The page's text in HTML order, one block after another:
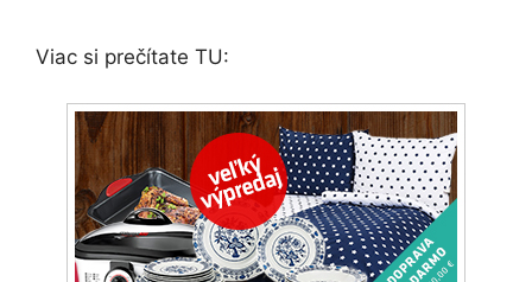
Viac si prečítate TU: